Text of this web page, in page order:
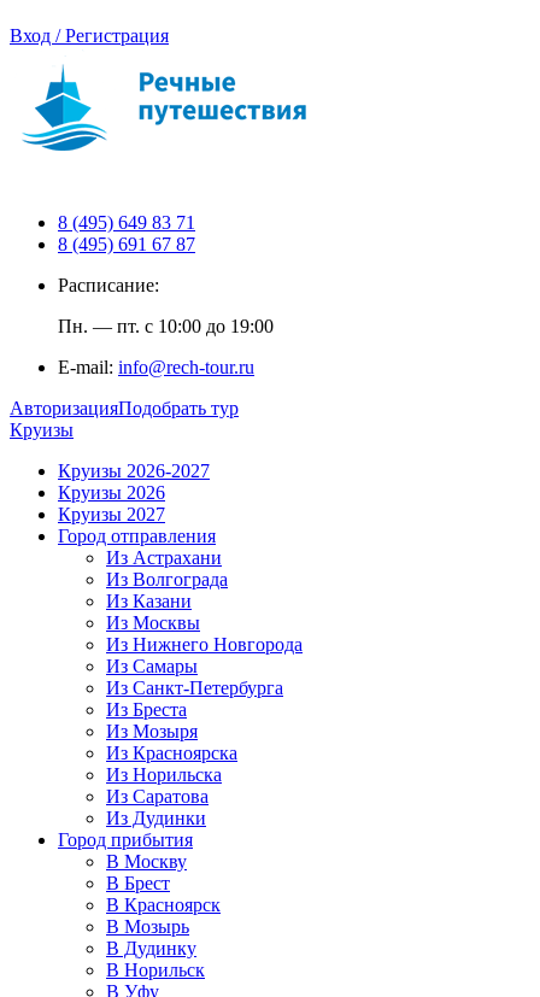
Вход / Регистрация
8 (495) 649 83 71
8 (495) 691 67 87
Расписание:
Пн. — пт. с 10:00 до 19:00
E-mail: info@rech-tour.ru
АвторизацияПодобрать тур
Круизы
Круизы 2026-2027
Круизы 2026
Круизы 2027
Город отправления
Из Астрахани
Из Волгограда
Из Казани
Из Москвы
Из Нижнего Новгорода
Из Самары
Из Санкт-Петербурга
Из Бреста
Из Мозыря
Из Красноярска
Из Норильска
Из Саратова
Из Дудинки
Город прибытия
В Москву
В Брест
В Красноярск
В Мозырь
В Дудинку
В Норильск
В Уфу